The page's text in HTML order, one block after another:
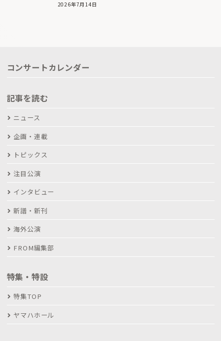
2026年7月14日
コンサートカレンダー
記事を読む
ニュース
企画・連載
トピックス
注目公演
インタビュー
新譜・新刊
海外公演
FROM編集部
特集・特設
特集TOP
ヤマハホール